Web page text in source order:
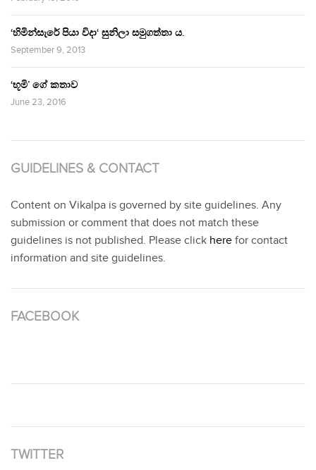
‘හිමින්සැරේ පියා විදා‘ සුනිලා සමුගත්තා ය.
September 9, 2013
‘භූමි’ ගේ කතාව
June 23, 2016
GUIDELINES & CONTACT
Content on Vikalpa is governed by site guidelines. Any
submission or comment that does not match these
guidelines is not published. Please click here for contact
information and site guidelines.
FACEBOOK
TWITTER